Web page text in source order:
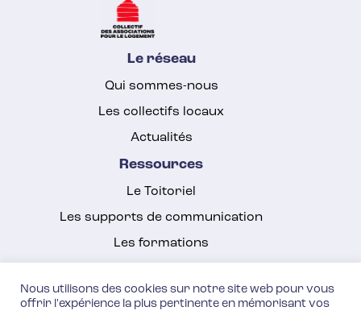
Le réseau
Qui sommes-nous
Les collectifs locaux
Actualités
Ressources
Le Toitoriel
Les supports de communication
Les formations
Espace presse
Nous utilisons des cookies sur notre site web pour vous
offrir l'expérience la plus pertinente en mémorisant vos